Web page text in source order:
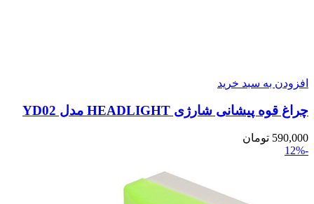
افزودن به سبد خرید
چراغ قوه پیشانی شارژی HEADLIGHT مدل YD02
590,000 تومان
-12%